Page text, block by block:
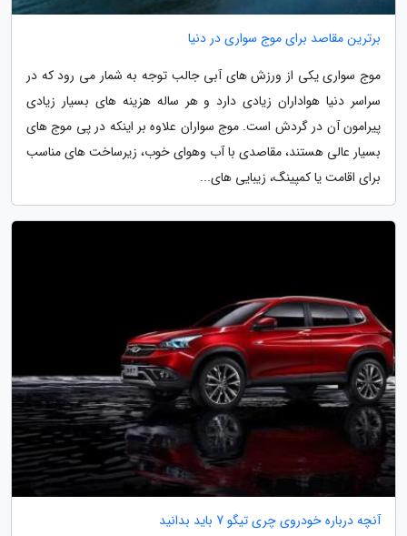
برترین مقاصد برای موج سواری در دنیا
موج سواری یکی از ورزش های آبی جالب توجه به شمار می رود که در
سراسر دنیا هواداران زیادی دارد و هر ساله هزینه های بسیار زیادی
پیرامون آن در گردش است. موج سواران علاوه بر اینکه در پی موج های
بسیار عالی هستند، مقاصدی با آب وهوای خوب، زیرساخت های مناسب
برای اقامت یا کمپینگ، زیبایی های...
آنچه درباره خودروی چری تیگو 7 باید بدانید